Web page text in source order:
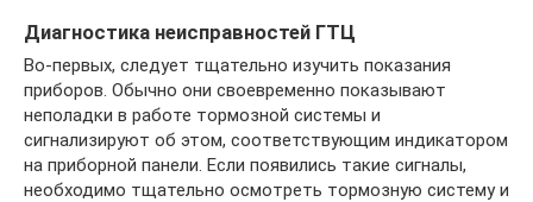
Диагностика неисправностей ГТЦ
Во-первых, следует тщательно изучить показания
приборов. Обычно они своевременно показывают
неполадки в работе тормозной системы и
сигнализируют об этом, соответствующим индикатором
на приборной панели. Если появились такие сигналы,
необходимо тщательно осмотреть тормозную систему и